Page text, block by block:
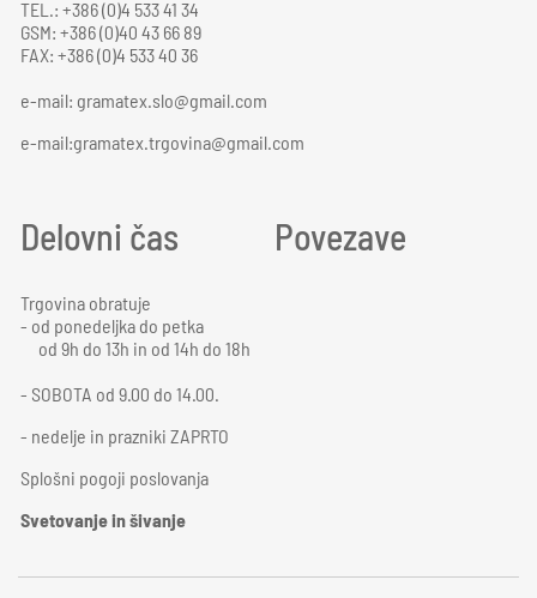
TEL.: +386 (0)4 533 41 34
GSM: +386 (0)40 43 66 89
FAX: +386 (0)4 533 40 36
e-mail: gramatex.slo@gmail.com
e-mail:gramatex.trgovina@gmail.com
Delovni čas
Trgovina obratuje
- od ponedeljka do petka
od 9h do 13h in od 14h do 18h
- SOBOTA od 9.00 do 14.00.
- nedelje in prazniki ZAPRTO
Splošni pogoji poslovanja
Svetovanje in šivanje
Povezave